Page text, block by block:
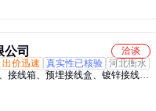
司
洽谈
出价迅速 真实性已核验 河北衡水
接线箱、预埋接线盒、镀锌接线
座、卸落装置、护栏支架、落架工
座、桥梁泄水管、铸铁收水盒、抗